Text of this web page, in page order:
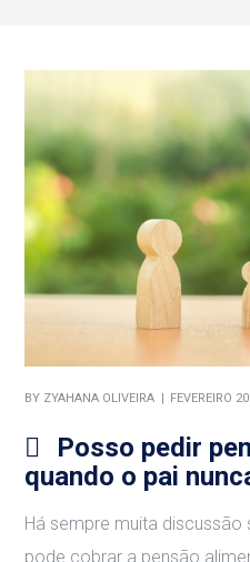
BY ZYAHANA OLIVEIRA FEVEREIRO
Posso pedir
quando o pai
Há sempre muita
pode cobrar a pensão